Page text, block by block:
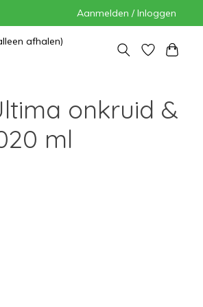
Aanmelden / Inloggen
afhalen)
onkruid &
ml